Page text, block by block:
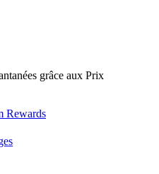
grâce aux Prix
Rewards